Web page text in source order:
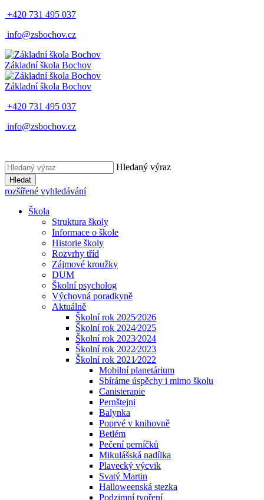
+420 731 495 037
info@zsbochov.cz
Základní škola Bochov
Základní škola Bochov
+420 731 495 037
info@zsbochov.cz
Hledaný výraz
Hledat
rozšířené vyhledávání
Škola
Struktura školy
Informace o škole
Historie školy
Rozvrhy tříd
Zájmové kroužky
DUM
Školní psycholog
Výchovná poradkyně
Aktuálně
Školní rok 2025⁄2026
Školní rok 2024⁄2025
Školní rok 2023⁄2024
Školní rok 2022⁄2023
Školní rok 2021⁄2022
Mobilní planetárium
Sbíráme úspěchy i mimo školu
Canisterapie
Pernštejni
Balynka
Poprvé v knihovně
Betlém
Pečení perníčků
Mikulášská nadílka
Plavecký výcvik
Svatý Martin
Halloweenská stezka
Podzimní tvoření